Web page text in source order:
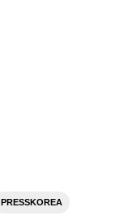
PRESSKOREA